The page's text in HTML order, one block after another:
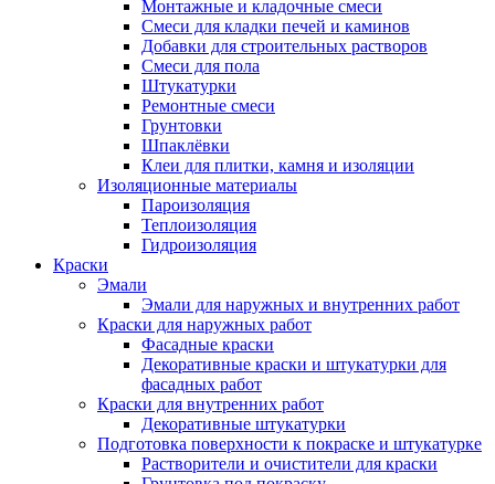
Монтажные и кладочные смеси
Смеси для кладки печей и каминов
Добавки для строительных растворов
Смеси для пола
Штукатурки
Ремонтные смеси
Грунтовки
Шпаклёвки
Клеи для плитки, камня и изоляции
Изоляционные материалы
Пароизоляция
Теплоизоляция
Гидроизоляция
Краски
Эмали
Эмали для наружных и внутренних работ
Краски для наружных работ
Фасадные краски
Декоративные краски и штукатурки для
фасадных работ
Краски для внутренних работ
Декоративные штукатурки
Подготовка поверхности к покраске и штукатурке
Растворители и очистители для краски